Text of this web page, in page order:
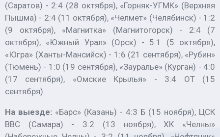
(Саратов) - 2:4 (28 октября), «Горняк-УГМК» (Верхняя
Пышма) - 2:4 (11 октября), «Челмет» (Челябинск) - 1:2
(9 октября), «Магнитка» (Магнитогорск) - 2:4 (7
октября), «Южный Урал» (Орск) - 5:1 (5 октября),
«Югра» (Ханты-Мансийск) - 1:6 (21 сентября), «Рубин»
(Тюмень) - 1:0 (19 сентября), «Зауралье» (Курган) - 4:0
(17 сентября), «Омские Крылья» - 3:4 ОТ (15
сентября).
На выезде: «Барс» (Казань) - 4:3 Б (15 ноября), ЦСК
ВВС (Самара) - 3:2 (13 ноября), ХК «Челны»